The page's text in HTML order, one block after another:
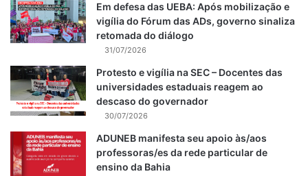
Em defesa das UEBA: Após mobilização e
vigília do Fórum das ADs, governo sinaliza
retomada do diálogo
31/07/2026
Protesto e vigília na SEC – Docentes das
universidades estaduais reagem ao
descaso do governador
30/07/2026
ADUNEB manifesta seu apoio às/aos
professoras/es da rede particular de
ensino da Bahia